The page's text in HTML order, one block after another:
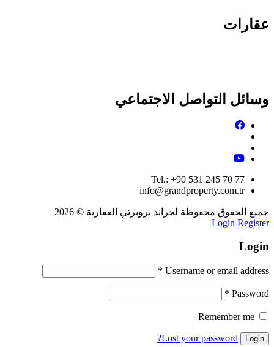
عقارات
وسائل التواصل الاجتماعي
Tel.: +90 531 245 70 77
info@grandproperty.com.tr
جميع الحقوق محفوظة لجراند بروبرتي العقارية © 2026
Login Register
Login
Username or email address
*
Password
*
Lost your password?